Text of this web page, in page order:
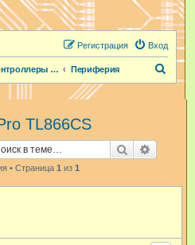
Вход
Регистрация
Микроконтроллеры и ПЛИС Периферия
TL866CS
Поиск
• Страница 1 из 1